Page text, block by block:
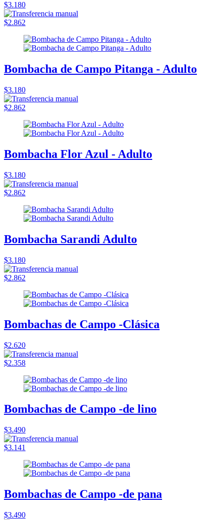
$3.180
$2.862
Bombacha de Campo Pitanga - Adulto
$3.180
$2.862
Bombacha Flor Azul - Adulto
$3.180
$2.862
Bombacha Sarandi Adulto
$3.180
$2.862
Bombachas de Campo -Clásica
$2.620
$2.358
Bombachas de Campo -de lino
$3.490
$3.141
Bombachas de Campo -de pana
$3.490